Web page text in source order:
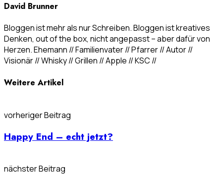
David Brunner
Bloggen ist mehr als nur Schreiben. Bloggen ist kreatives
Denken, out of the box, nicht angepasst – aber dafür von
Herzen. Ehemann // Familienvater // Pfarrer // Autor //
Visionär // Whisky // Grillen // Apple // KSC //
Weitere Artikel
vorheriger Beitrag
Happy End – echt jetzt?
nächster Beitrag